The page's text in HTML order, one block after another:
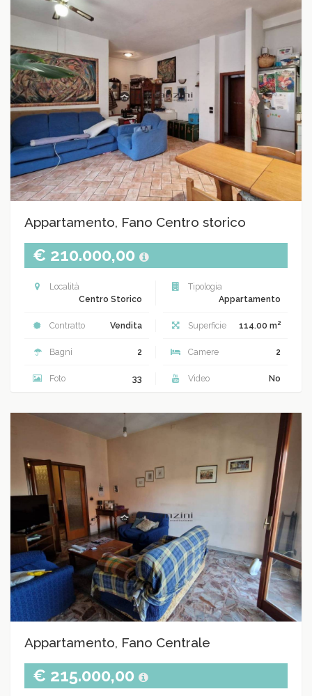
Appartamento, Fano Centro storico
€ 210.000,00
Località
Centro Storico
Tipologia
Appartamento
Contratto Vendita Superficie 114.00 m2
Bagni 2 Camere 2
Foto 33 Video No
Appartamento, Fano Centrale
€ 215.000,00